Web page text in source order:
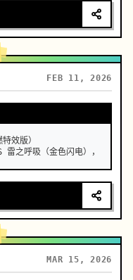
背景是郁郁葱葱的菜园，
，身穿深蓝色舒适亚麻服
)
蔓上摘下一颗挂着晶莹…
FEB 11, 2026
效版）
雷之呼吸（金色闪电），
MAR 15, 2026